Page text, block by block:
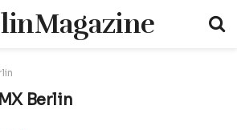
Berlin